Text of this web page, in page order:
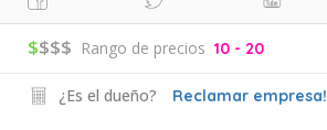
$$$$ Rango de precios 10 - 20
¿Es el dueño? Reclamar empresa!